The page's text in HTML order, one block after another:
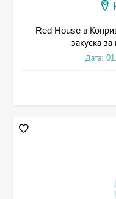
Red House в
закуска
Дата: